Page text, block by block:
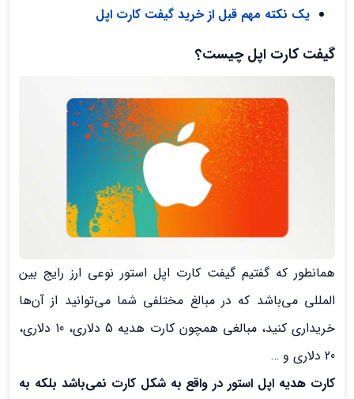
یک نکته مهم قبل از خرید گیفت کارت اپل
گیفت کارت اپل چیست؟
همانطور که گفتیم گیفت کارت اپل استور نوعی ارز رایج بین
المللی می‌باشد که در مبالغ مختلفی شما می‌توانید از آن‌ها
خریداری کنید، مبالغی همچون کارت هدیه 5 دلاری، 10 دلاری،
20 دلاری و …
کارت هدیه اپل استور در واقع به شکل کارت نمی‌باشد بلکه به